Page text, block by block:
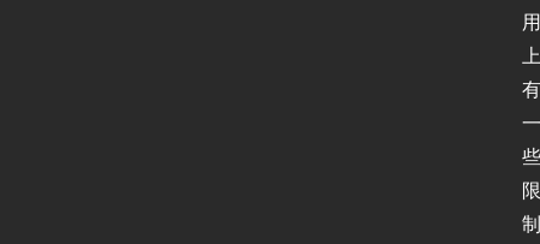
用
上
有
一
些
限
制